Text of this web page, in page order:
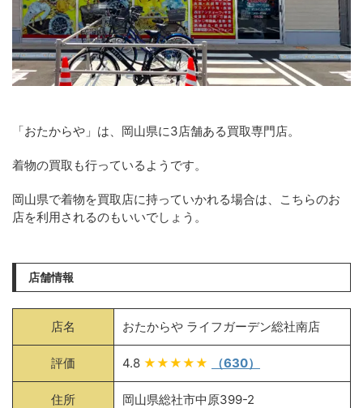
「おたからや」は、岡山県に3店舗ある買取専門店。
着物の買取も行っているようです。
岡山県で着物を買取店に持っていかれる場合は、こちらのお
店を利用されるのもいいでしょう。
店舗情報
店名 おたからや ライフガーデン総社南店
評価 4.8 ★★★★★ （630）
住所 岡山県総社市中原399-2